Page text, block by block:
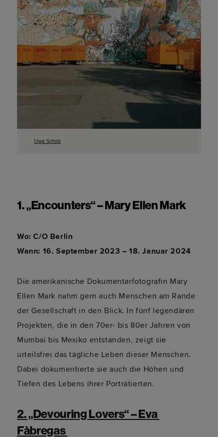
Uwa Scholz
1. „Encounters“ – Mary Ellen Mark
Wo: C/O Berlin
Wann: 16. September 2023 – 18. Januar 2024
Die amerikanische Dokumentarfotografin Mary
Ellen Mark nahm gern auch Menschen am Rande
der Gesellschaft in den Blick. In fünf legendären
Projekten, die in den 70er- bis 80er Jahren von
Mumbai bis Mexiko entstanden, zeigt sie
urteilsfrei das tägliche Leben dieser Menschen.
Dabei dokumentierte sie auch die Höhen und
Tiefen des Lebens ihrer Porträtierten.
2. „Devouring Lovers“ – Eva
Fàbregas